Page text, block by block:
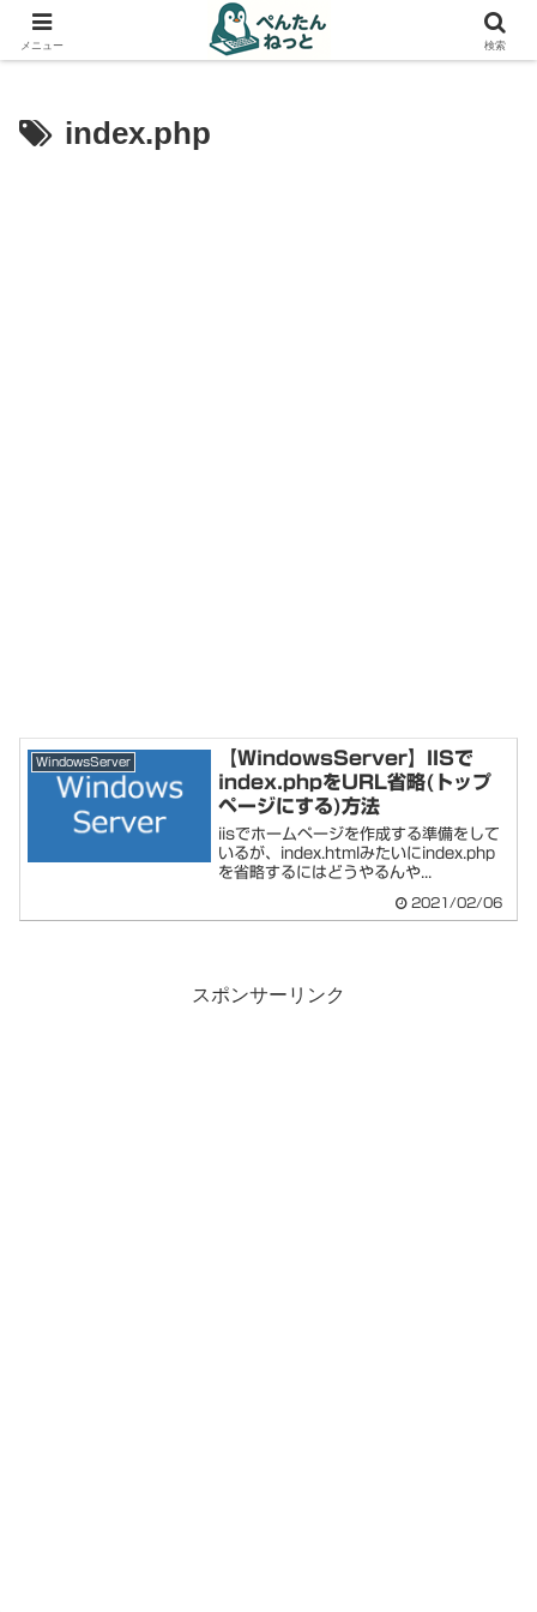
PCやガジェットの備忘録
index.php
WindowsServer
【WindowsServer】IISで
index.phpをURL省略(トップ
ページにする)方法
iisでホームページを作成する準備をして
いるが、index.htmlみたいにindex.php
を省略するにはどうやるんや...
2021/02/06
スポンサーリンク
メニュー 検索